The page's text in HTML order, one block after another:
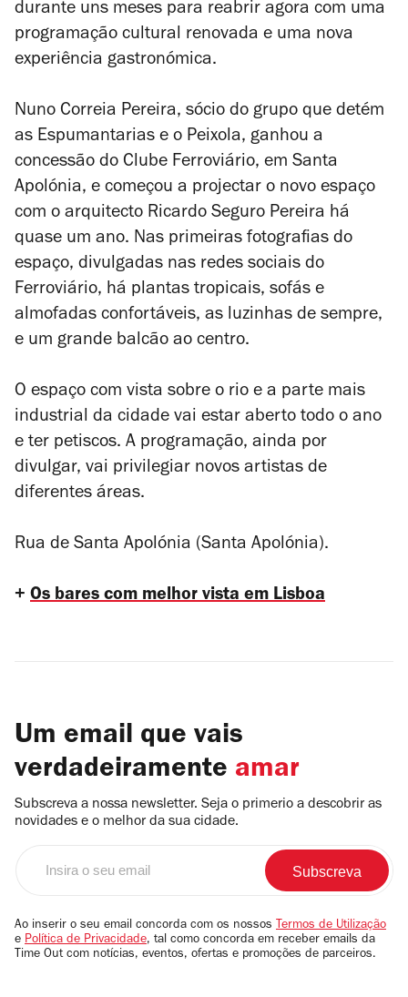
durante uns meses para reabrir agora com uma
programação cultural renovada e uma nova
experiência gastronómica.
Nuno Correia Pereira, sócio do grupo que detém
as Espumantarias e o Peixola, ganhou a
concessão do Clube Ferroviário, em Santa
Apolónia, e começou a projectar o novo espaço
com o arquitecto Ricardo Seguro Pereira há
quase um ano. Nas primeiras fotografias do
espaço, divulgadas nas redes sociais do
Ferroviário, há plantas tropicais, sofás e
almofadas confortáveis, as luzinhas de sempre,
e um grande balcão ao centro.
O espaço com vista sobre o rio e a parte mais
industrial da cidade vai estar aberto todo o ano
e ter petiscos. A programação, ainda por
divulgar, vai privilegiar novos artistas de
diferentes áreas.
Rua de Santa Apolónia (Santa Apolónia).
+ Os bares com melhor vista em Lisboa
Um email que vais
verdadeiramente amar
Subscreva a nossa newsletter. Seja o primerio a descobrir as
novidades e o melhor da sua cidade.
email
Ao inserir o seu email concorda com os nossos Termos de Utilização
e Política de Privacidade, tal como concorda em receber emails da
Time Out com notícias, eventos, ofertas e promoções de parceiros.